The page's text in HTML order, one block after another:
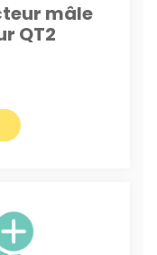
mâle
QT2